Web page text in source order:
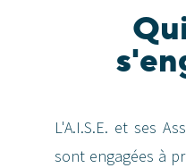
L'A.I.S.E. et ses
sont engagées à